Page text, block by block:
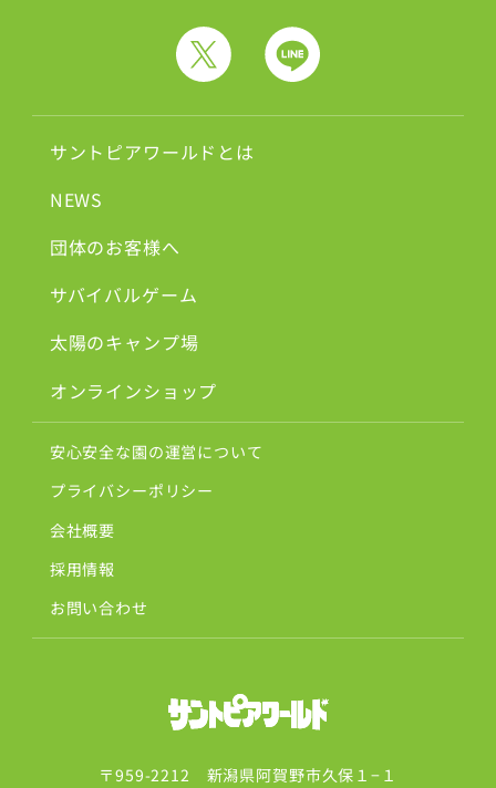
サントピアワールドとは
NEWS
団体のお客様へ
サバイバルゲーム
太陽のキャンプ場
オンラインショップ
安心安全な園の運営について
プライバシーポリシー
会社概要
採用情報
お問い合わせ
〒959-2212 新潟県阿賀野市久保１−１